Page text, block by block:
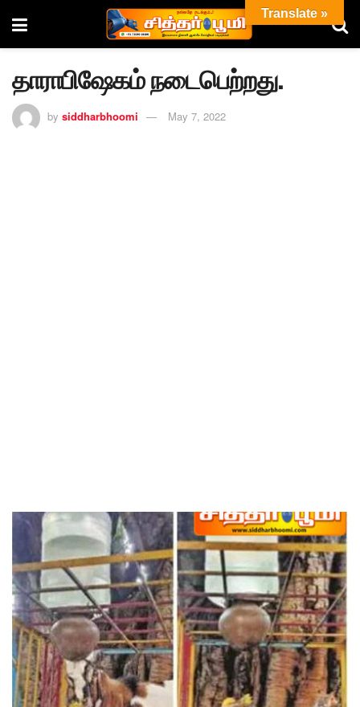
தாராபிஷேகம் நடைபெற்றது.
by siddharbhoomi May 7, 2022
Translate »